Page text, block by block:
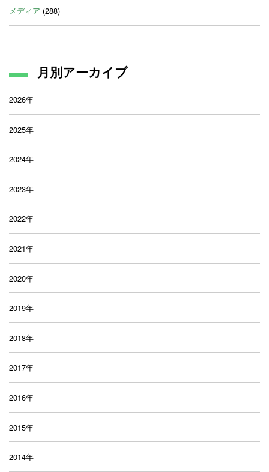
メディア (288)
月別アーカイブ
2026年
2025年
2024年
2023年
2022年
2021年
2020年
2019年
2018年
2017年
2016年
2015年
2014年